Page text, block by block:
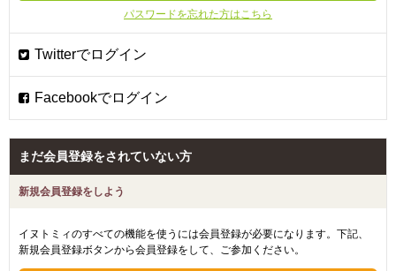
パスワードを忘れた方はこちら
まだ会員登録をされていない方
新規会員登録をしよう
イヌトミィのすべての機能を使うには会員登録が必要になります。下記、
新規会員登録ボタンから会員登録をして、ご参加ください。